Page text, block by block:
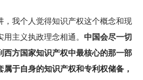
，我个人觉得知识产权这个概念和现
主义执政理念相通。 中国会尽一切
西方国家知识产权中最核心的那一部
于自身的知识产权和专利权储备，